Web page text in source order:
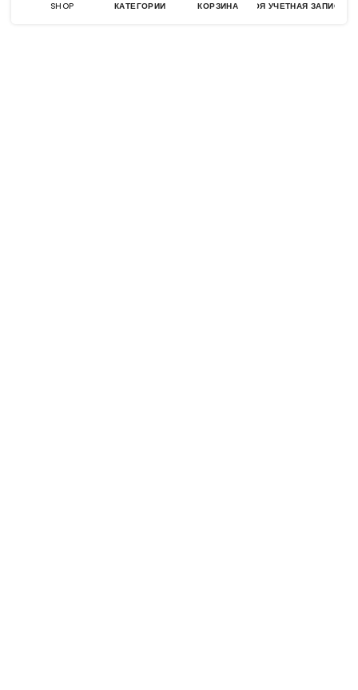
SHOP КАТЕГОРИИ КОРЗИНА МОЯ УЧЕТНАЯ ЗАПИСЬ